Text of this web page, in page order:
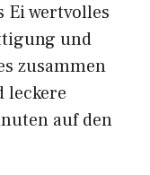
Ei wertvolles
und
zusammen
leckere
auf den